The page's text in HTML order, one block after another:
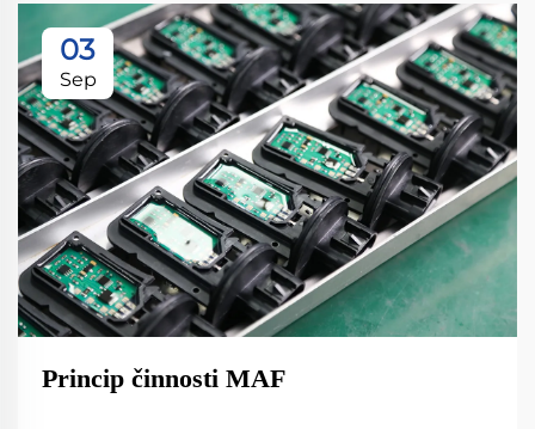
03
Sep
Princip činnosti MAF